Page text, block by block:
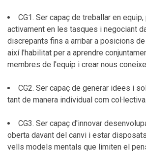
CG1. Ser capaç de treballar en
activament en les tasques i negociant
discrepants fins a arribar a posicions
així l'habilitat per a aprendre
membres de l'equip i crear nous
CG2. Ser capaç de generar idees i
tant de manera individual com col·lectiva.
CG3. Ser capaç d'innovar
oberta davant del canvi i estar
vells models mentals que limiten el